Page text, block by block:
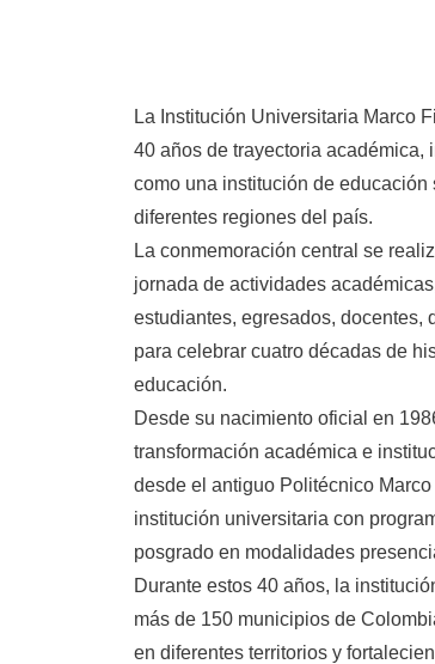
La Institución Universitaria
40 años de trayectoria
como una institución de
diferentes regiones del país.
La conmemoración central se
jornada de actividades
estudiantes, egresados, docentes,
para celebrar cuatro décadas de
educación.
Desde su nacimiento oficial en
transformación académica e
desde el antiguo Politécnico
institución universitaria con
posgrado en modalidades
Durante estos 40 años, la
más de 150 municipios de
en diferentes territorios y